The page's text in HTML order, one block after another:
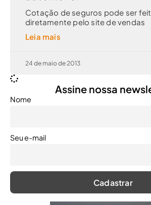
Cotação de seguros pode ser
diretamente pelo site de vendas
Leia mais
24 de maio de 2013
Assine nossa
Nome
Seu e-mail